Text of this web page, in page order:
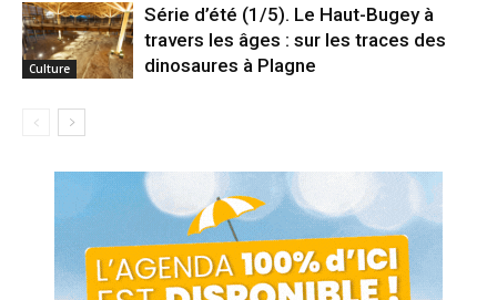
Culture
Série d’été (1/5). Le Haut-Bugey à
travers les âges : sur les traces des
dinosaures à Plagne